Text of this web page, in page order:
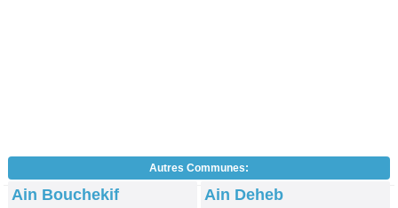
Autres Communes:
Ain Bouchekif
Ain Deheb